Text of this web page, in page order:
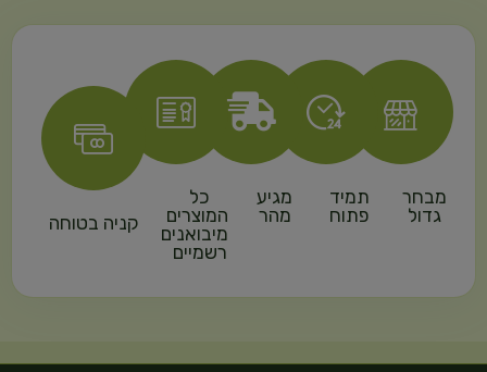
מבחר
גדול
תמיד
פתוח
מגיע
מהר
כל
המוצרים
מיבואנים
רשמיים
קניה בטוחה